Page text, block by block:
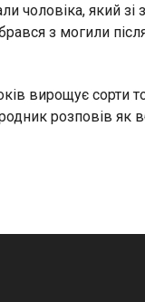
чоловіка, який зі
з могили
вирощує сорти
розповів як